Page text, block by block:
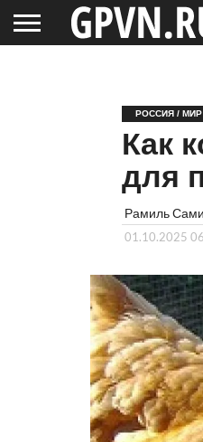
РОССИЯ / МИР
Как
для
Рамиль
01.10.2025